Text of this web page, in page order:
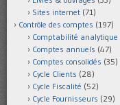
Sites internet (71)
Contrôle des comptes (197)
Comptabilité analytique
Comptes annuels (47)
Comptes consolidés (35)
Cycle Clients (28)
Cycle Fiscalité (52)
Cycle Fournisseurs (29)